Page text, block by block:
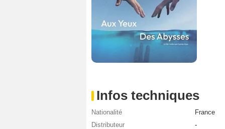
Infos techniques
Nationalité
France
Distributeur
-